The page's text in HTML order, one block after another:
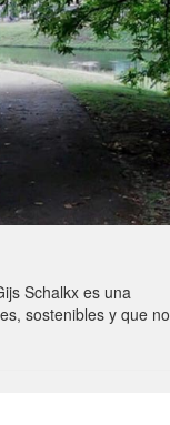
Schalkx es una
sostenibles y que no